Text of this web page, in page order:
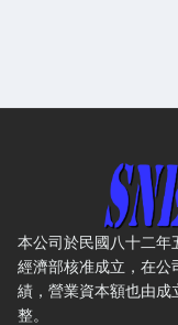
盛楠水電工程有限
本公司於民國八十二年
經濟部核准成立，在公
績，營業資本額也由成
整。